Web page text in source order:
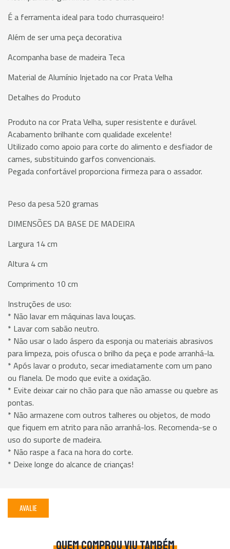
É a ferramenta ideal para todo churrasqueiro!
Além de ser uma peça decorativa
Acompanha base de madeira Teca
Material de Alumínio Injetado na cor Prata Velha
Detalhes do Produto
Produto na cor Prata Velha, super resistente e durável.
Acabamento brilhante com qualidade excelente!
Utilizado como apoio para corte do alimento e desfiador de
carnes, substituindo garfos convencionais.
Pegada confortável proporciona firmeza para o assador.
Peso da pesa 520 gramas
DIMENSÕES DA BASE DE MADEIRA
Largura 14 cm
Altura 4 cm
Comprimento 10 cm
Instruções de uso:
* Não lavar em máquinas lava louças.
* Lavar com sabão neutro.
* Não usar o lado áspero da esponja ou materiais abrasivos
para limpeza, pois ofusca o brilho da peça e pode arranhá-la.
* Após lavar o produto, secar imediatamente com um pano
ou flanela. De modo que evite a oxidação.
* Evite deixar cair no chão para que não amasse ou quebre as
pontas.
* Não armazene com outros talheres ou objetos, de modo
que fiquem em atrito para não arranhá-los. Recomenda-se o
uso do suporte de madeira.
* Não raspe a faca na hora do corte.
* Deixe longe do alcance de crianças!
AVALIE
QUEM COMPROU VIU TAMBÉM